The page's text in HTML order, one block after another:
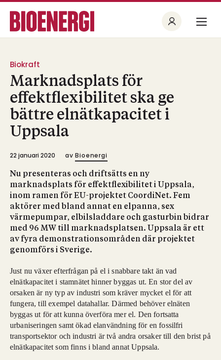
Biokraft
Marknadsplats för
effektflexibilitet ska ge
bättre elnätkapacitet i
Uppsala
22 januari 2020 av Bioenergi
Nu presenteras och driftsätts en ny
marknadsplats för effektflexibilitet i Uppsala,
inom ramen för EU-projektet CoordiNet. Fem
aktörer med bland annat en elpanna, sex
värmepumpar, elbilsladdare och gasturbin bidrar
med 96 MW till marknadsplatsen. Uppsala är ett
av fyra demonstrationsområden där projektet
genomförs i Sverige.
Just nu växer efterfrågan på el i snabbare takt än vad
elnätkapacitet i stamnätet hinner byggas ut. En stor del av
orsaken är ny typ av industri som kräver mycket el för att
fungera, till exempel datahallar. Därmed behöver elnäten
byggas ut för att kunna överföra mer el. Den fortsatta
urbaniseringen samt ökad elanvändning för en fossilfri
transportsektor och industri är två andra orsaker till den brist på
elnätkapacitet som finns i bland annat Uppsala.